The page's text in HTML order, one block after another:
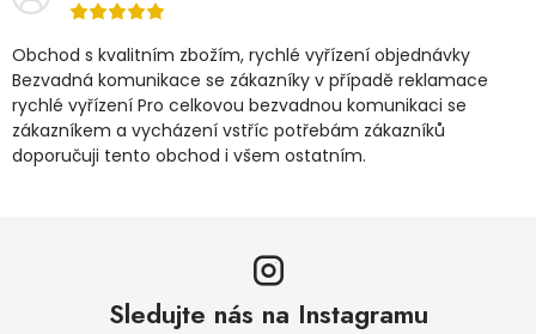
Vánoce
Ochranné pomůcky
Fotovoltaika
Obchod s kvalitním zbožím, rychlé vyřízení objednávky
Bezvadná komunikace se zákazníky v případě reklamace
rychlé vyřízení Pro celkovou bezvadnou komunikaci se
zákazníkem a vycházení vstříc potřebám zákazníků
doporučuji tento obchod i všem ostatním.
Sledujte nás na Instagramu